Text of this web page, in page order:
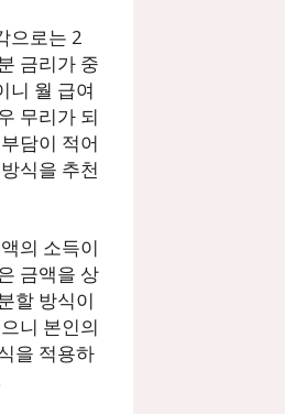
으로는 2
금리가 중
니 월 급여
무리가 되
담이 적어
식을 추천
의 소득이
금액을 상
할 방식이
니 본인의
을 적용하